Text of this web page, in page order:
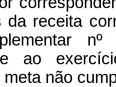
da receita
ao
não